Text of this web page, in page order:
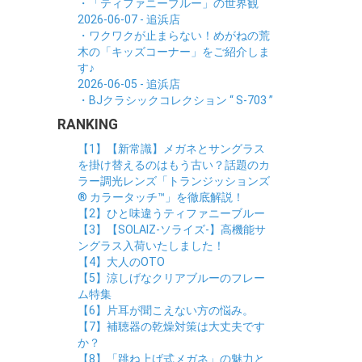
・「ティファニーブルー」の世界観
2026-06-07 - 追浜店
・ワクワクが止まらない！めがねの荒
木の「キッズコーナー」をご紹介しま
す♪
2026-06-05 - 追浜店
・BJクラシックコレクション “ S-703 ”
RANKING
【1】【新常識】メガネとサングラス
を掛け替えるのはもう古い？話題のカ
ラー調光レンズ「トランジッションズ
® カラータッチ™」を徹底解説！
【2】ひと味違うティファニーブルー
【3】【SOLAIZ-ソライズ-】高機能サ
ングラス入荷いたしました！
【4】大人のOTO
【5】涼しげなクリアブルーのフレー
ム特集
【6】片耳が聞こえない方の悩み。
【7】補聴器の乾燥対策は大丈夫です
か？
【8】「跳ね上げ式メガネ」の魅力と